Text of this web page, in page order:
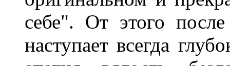
себе". От этого
наступает всегда